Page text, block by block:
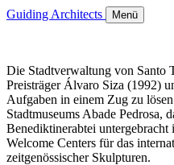
Guiding Architects Menü
Die Stadtverwaltung von Santo
Preisträger Álvaro Siza (1992)
Aufgaben in einem Zug zu
Stadtmuseums Abade Pedrosa,
Benediktinerabtei untergebracht
Welcome Centers für das
zeitgenössischer Skulpturen.